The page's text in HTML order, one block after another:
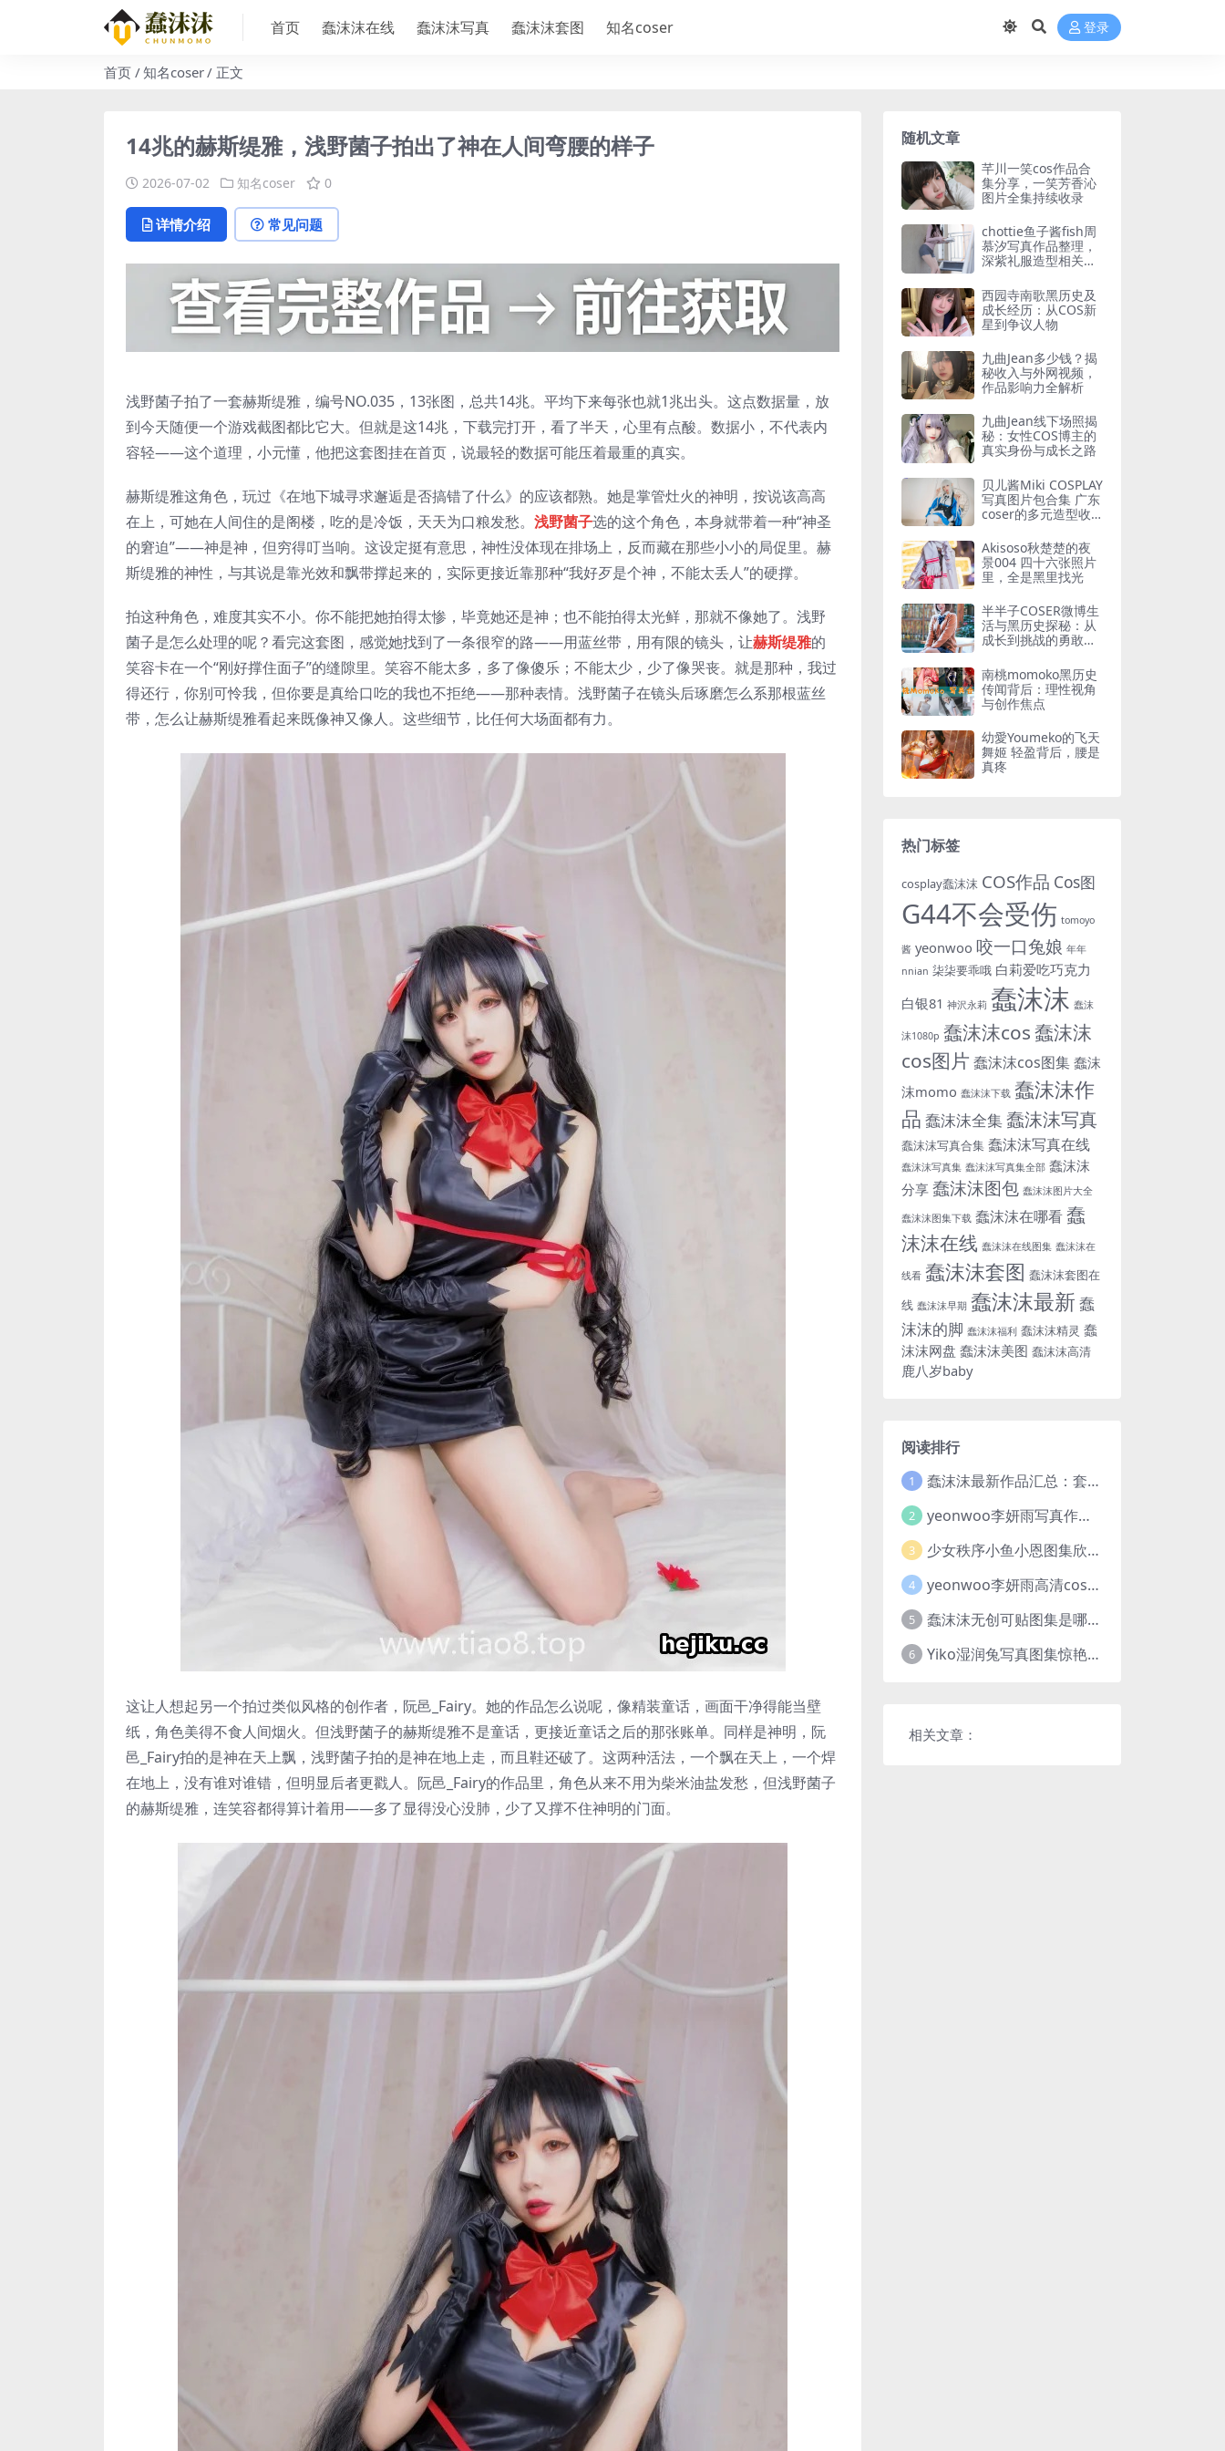
首页 蠢沫沫在线 蠢沫沫写真 蠢沫沫套图 知名coser 登录
首页 知名coser 正文
14兆的赫斯缇雅，浅野菌子拍出了神在人间弯腰的样子
2026-07-02 知名coser 0
详情介绍 常见问题
浅野菌子拍了一套赫斯缇雅，编号NO.035，13张图，总共14兆。平均下来每张也就1兆出头。这点数据量，放
到今天随便一个游戏截图都比它大。但就是这14兆，下载完打开，看了半天，心里有点酸。数据小，不代表内
容轻——这个道理，小元懂，他把这套图挂在首页，说最轻的数据可能压着最重的真实。
赫斯缇雅这角色，玩过《在地下城寻求邂逅是否搞错了什么》的应该都熟。她是掌管灶火的神明，按说该高高
在上，可她在人间住的是阁楼，吃的是冷饭，天天为口粮发愁。 浅野菌子选的这个角色，本身就带着一种“神圣
的窘迫”——神是神，但穷得叮当响。这设定挺有意思，神性没体现在排场上，反而藏在那些小小的局促里。赫
斯缇雅的神性，与其说是靠光效和飘带撑起来的，实际更接近靠那种“我好歹是个神，不能太丢人”的硬撑。
拍这种角色，难度其实不小。你不能把她拍得太惨，毕竟她还是神；也不能拍得太光鲜，那就不像她了。浅野
菌子是怎么处理的呢？看完这套图，感觉她找到了一条很窄的路——用蓝丝带，用有限的镜头，让赫斯缇雅的
笑容卡在一个“刚好撑住面子”的缝隙里。笑容不能太多，多了像傻乐；不能太少，少了像哭丧。就是那种，我过
得还行，你别可怜我，但你要是真给口吃的我也不拒绝——那种表情。浅野菌子在镜头后琢磨怎么系那根蓝丝
带，怎么让赫斯缇雅看起来既像神又像人。这些细节，比任何大场面都有力。
这让人想起另一个拍过类似风格的创作者，阮邑_Fairy。她的作品怎么说呢，像精装童话，画面干净得能当壁
纸，角色美得不食人间烟火。但浅野菌子的赫斯缇雅不是童话，更接近童话之后的那张账单。同样是神明，阮
邑_Fairy拍的是神在天上飘，浅野菌子拍的是神在地上走，而且鞋还破了。这两种活法，一个飘在天上，一个焊
在地上，没有谁对谁错，但明显后者更戳人。阮邑_Fairy的作品里，角色从来不用为柴米油盐发愁，但浅野菌子
的赫斯缇雅，连笑容都得算计着用——多了显得没心没肺，少了又撑不住神明的门面。
随机文章
芊川一笑cos作品合
集分享，一笑芳香沁
图片全集持续收录
chottie鱼子酱fish周
慕汐写真作品整理，
深紫礼服造型相关写
西园寺南歌黑历史及
成长经历：从COS新
星到争议人物
九曲Jean多少钱？揭
秘收入与外网视频，
作品影响力全解析
九曲Jean线下场照揭
秘：女性COS博主的
真实身份与成长之路
贝儿酱Miki COSPLAY
写真图片包合集 广东
coser的多元造型收
Akisoso秋楚楚的夜
景004 四十六张照片
里，全是黑里找光
半半子COSER微博生
活与黑历史探秘：从
成长到挑战的勇敢之
南桃momoko黑历史
传闻背后：理性视角
与创作焦点
幼愛Youmeko的飞天
舞姬 轻盈背后，腰是
真疼
热门标签
cosplay蠢沫沫 COS作品 Cos图
G44不会受伤 tomoyo
酱 yeonwoo 咬一口兔娘 年年
nnian 柒柒要乖哦 白莉爱吃巧克力
白银81 神沢永莉 蠢沫沫 蠢沫
沫1080p 蠢沫沫cos蠢沫沫
cos图片 蠢沫沫cos图集 蠢沫
沫momo 蠢沫沫下载 蠢沫沫作
品 蠢沫沫全集蠢沫沫写真
蠢沫沫写真合集 蠢沫沫写真在线
蠢沫沫写真集 蠢沫沫写真集全部 蠢沫沫
分享 蠢沫沫图包 蠢沫沫图片大全
蠢沫沫图集下载 蠢沫沫在哪看蠢
沫沫在线 蠢沫沫在线图集 蠢沫沫在
线看 蠢沫沫套图 蠢沫沫套图在
线 蠢沫沫早期 蠢沫沫最新 蠢
沫沫的脚 蠢沫沫福利 蠢沫沫精灵 蠢
沫沫网盘 蠢沫沫美图 蠢沫沫高清
鹿八岁baby
阅读排行
1 蠢沫沫最新作品汇总：套图及视频亮点满满，合集一次看够
2 yeonwoo李妍雨写真作品合集及胶卷素材分享，7套牛奶胶卷完整版高清图片
3 少女秩序小鱼小恩图集欣赏，一场穿越二次元与现实的视觉盛宴
4 yeonwoo李妍雨高清cosplay写真图集欣赏，这位女神太美了
5 蠢沫沫无创可贴图集是哪一期？创可贴战神蠢沫沫合集欣赏
6 Yiko湿润兔写真图集惊艳上线，cosplay网站必备作品推荐
相关文章：